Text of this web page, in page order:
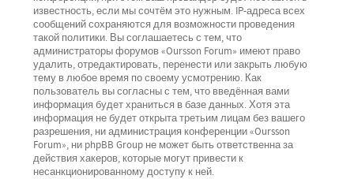
известность, если мы сочтём это нужным. IP-адреса всех
сообщений сохраняются для возможности проведения
такой политики. Вы соглашаетесь с тем, что
администраторы форумов «Oursson Forum» имеют право
удалить, отредактировать, перенести или закрыть любую
тему в любое время по своему усмотрению. Как
пользователь вы согласны с тем, что введённая вами
информация будет храниться в базе данных. Хотя эта
информация не будет открыта третьим лицам без вашего
разрешения, ни администрация конференции «Oursson
Forum», ни phpBB Group не может быть ответственна за
действия хакеров, которые могут привести к
несанкционированному доступу к ней.